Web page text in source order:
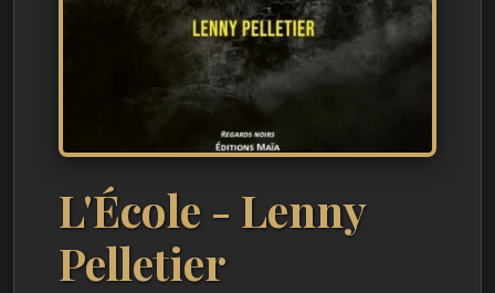
L'École - Lenny
Pelletier